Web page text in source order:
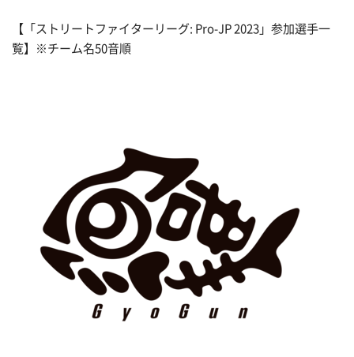
【「ストリートファイターリーグ: Pro-JP 2023」参加選手一
覧】※チーム名50音順